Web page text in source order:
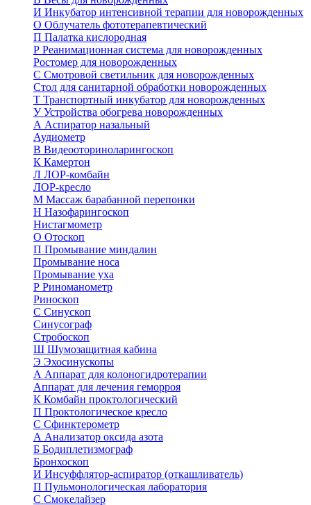
И Инкубатор интенсивной терапии для новорожденных
О Облучатель фототерапевтический
П Палатка кислородная
Р Реанимационная система для новорожденных
Ростомер для новорожденных
С Смотровой светильник для новорожденных
Стол для санитарной обработки новорожденных
Т Транспортный инкубатор для новорожденных
УУстройства обогрева новорожденных
А Аспиратор назальный
Аудиометр
В Видеооториноларингоскоп
К Камертон
Л ЛОР-комбайн
ЛОР-кресло
М Массаж барабанной перепонки
Н Назофарингоскоп
Нистагмометр
О Отоскоп
П Промывание миндалин
Промывание носа
Промывание уха
Р Риноманометр
Риноскоп
С Синускоп
Синусограф
Стробоскоп
Ш Шумозащитная кабина
Э Эхосинускопы
А Аппарат для колоногидротерапии
Аппарат для лечения геморроя
К Комбайн проктологический
П Проктологическое кресло
С Сфинктерометр
А Анализатор оксида азота
Б Бодиплетизмограф
Бронхоскоп
И Инсуффлятор-аспиратор (откашливатель)
П Пульмонологическая лаборатория
С Смокелайзер